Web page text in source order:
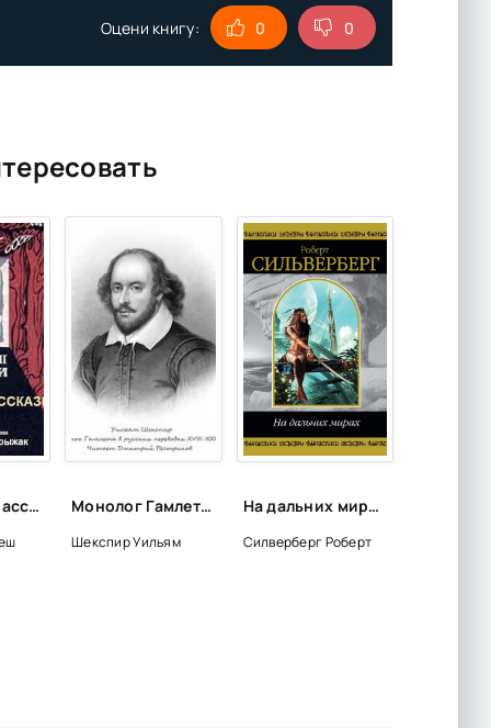
Оцени книгу: 0 0
Избранные рассказы - Фридьеш Каринти Монолог Гамлета в русских переводах XVIII-XXI веков - Уильям Шекспир
Шекспир Уильям
На дальних мирах. Сборник - Роберт Силверберг
Силверберг Роберт